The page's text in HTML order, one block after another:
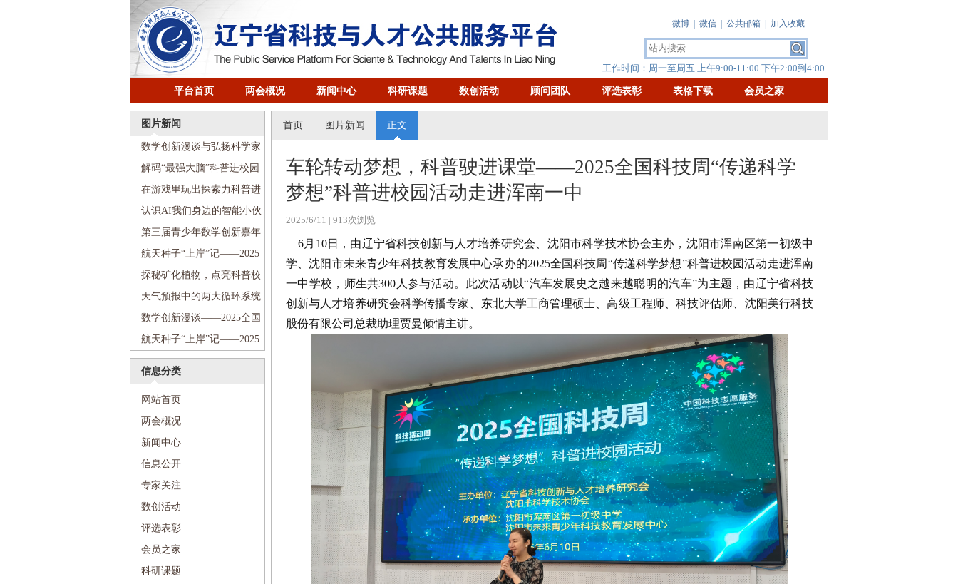
工作时间：周一至周五 上午9:00-11:00 下午2:00到4:00
微博 微信 公共邮箱 加入收藏
平台首页 两会概况 新闻中心 科研课题 数创活动 顾问团队 评选表彰 表格下载 会员之家
图片新闻
数学创新漫谈与弘扬科学家
精神科普进校园活动走进东北
育才丁香湖小学
解码“最强大脑”科普进校园
活动走进沈阳市七中五里河学
在游戏里玩出探索力科普进
校园活动走进沈阳铁路实验小
认识AI我们身边的智能小伙
伴科普进校园活动走进沈阳市
第七中学附属小学
第三届青少年数学创新嘉年
华盛大启幕
航天种子“上岸”记——2025
全国科技周“传递科学梦想”科
普进校园活动走进珠江街第五
小学
探秘矿化植物，点亮科普校
园——2025全国科技周“传递科
学梦想”科普进校园活动走进沈
阳市第七中学
天气预报中的两大循环系统
——2025全国科技周“传递科学
梦想”科普进校园活动走进沈阳
市第七中学
数学创新漫谈——2025全国
科技周“传递科学梦想”科普进
校园活动走进和平区和平大街
航天种子“上岸”记——2025
全国科技周“传递科学梦想”科
宁小学
信息分类
网站首页
两会概况
新闻中心
信息公开
专家关注
数创活动
评选表彰
会员之家
科研课题
首页 图片新闻 正文
车轮转动梦想，科普驶进课堂——2025全国科技周“传递科学
梦想”科普进校园活动走进浑南一中
2025/6/11 | 913次浏览
6月10日，由辽宁省科技创新与人才培养研究会、沈阳市科学技术协会主办，沈阳市浑南区第一初级中
学、沈阳市未来青少年科技教育发展中心承办的2025全国科技周“传递科学梦想”科普进校园活动走进浑南
一中学校，师生共300人参与活动。此次活动以“汽车发展史之越来越聪明的汽车”为主题，由辽宁省科技
创新与人才培养研究会科学传播专家、东北大学工商管理硕士、高级工程师、科技评估师、沈阳美行科技
股份有限公司总裁助理贾曼倾情主讲。